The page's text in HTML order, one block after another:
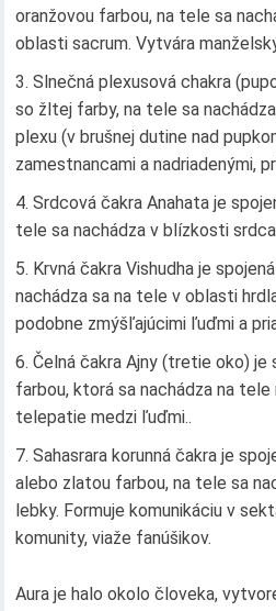
oranžovou farbou, na tele sa
oblasti sacrum. Vytvára
Slnečná plexusová chakra
so žltej farby, na tele sa
plexu (v brušnej dutine nad
zamestnancami a nadriadenými,
Srdcová čakra Anahata je
tele sa nachádza v blízkosti
Krvná čakra Vishudha je
nachádza sa na tele v oblasti
podobne zmýšľajúcimi ľuďmi a
Čelná čakra Ajny (tretie oko) je
farbou, ktorá sa nachádza na
telepatie medzi ľuďmi..
Sahasrara korunná čakra je
alebo zlatou farbou, na tele sa
lebky. Formuje komunikáciu v
komunity, viaže fanúšikov.
Aura je halo okolo človeka,